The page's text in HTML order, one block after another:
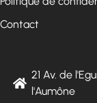
Contact
21 Av. de
l'Aumône